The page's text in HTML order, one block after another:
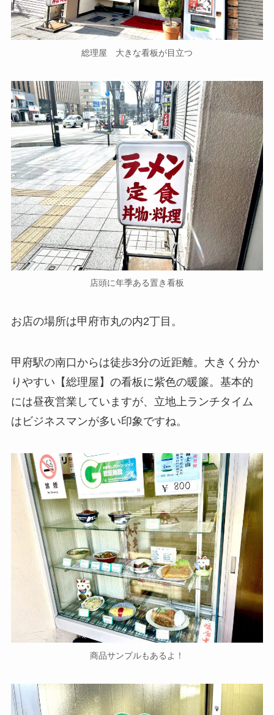
総理屋 大きな看板が目立つ
店頭に年季ある置き看板
お店の場所は甲府市丸の内2丁目。
甲府駅の南口からは徒歩3分の近距離。大きく分か
りやすい【総理屋】の看板に紫色の暖簾。基本的
には昼夜営業していますが、立地上ランチタイム
はビジネスマンが多い印象ですね。
商品サンプルもあるよ！